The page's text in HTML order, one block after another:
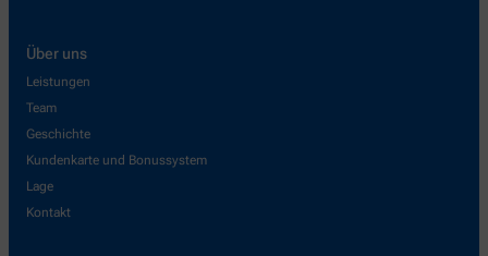
Über uns
Leistungen
Team
Geschichte
Kundenkarte und Bonussystem
Lage
Kontakt